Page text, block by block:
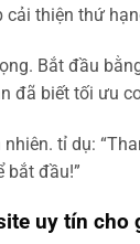
cải thiện thứ
Bắt đầu
đã biết tối ưu
tỉ dụ:
bắt đầu!”
uy tín cho